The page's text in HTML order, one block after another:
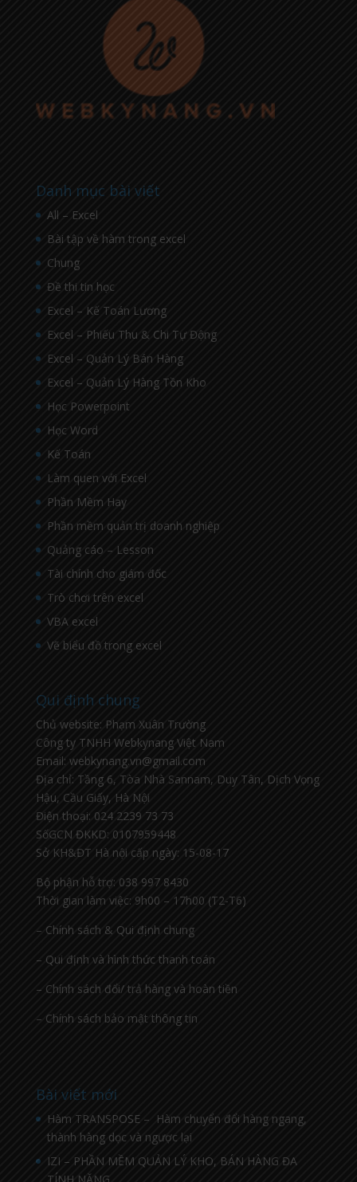
Danh mục bài viết
All – Excel
Bài tập về hàm trong excel
Chung
Đề thi tin học
Excel – Kế Toán Lương
Excel – Phiếu Thu & Chi Tự Động
Excel – Quản Lý Bán Hàng
Excel – Quản Lý Hàng Tồn Kho
Học Powerpoint
Học Word
Kế Toán
Làm quen với Excel
Phần Mềm Hay
Phần mềm quản trị doanh nghiệp
Quảng cáo – Lesson
Tài chính cho giám đốc
Trò chơi trên excel
VBA excel
Vẽ biểu đồ trong excel
Qui định chung
Chủ website: Phạm Xuân Trường
Công ty TNHH Webkynang Việt Nam
Email: webkynang.vn@gmail.com
Địa chỉ: Tầng 6, Tòa Nhà Sannam, Duy Tân, Dịch Vọng
Hậu, Cầu Giấy, Hà Nội
Điện thoại: 024 2239 73 73
SốGCN ĐKKD: 0107959448
Sở KH&ĐT Hà nội cấp ngày: 15-08-17
Bộ phận hỗ trợ: 038 997 8430
Thời gian làm việc: 9h00 – 17h00 (T2-T6)
– Chính sách & Qui định chung
– Qui định và hình thức thanh toán
– Chính sách đổi/ trả hàng và hoàn tiền
– Chính sách bảo mật thông tin
Bài viết mới
Hàm TRANSPOSE – Hàm chuyển đổi hàng ngang,
thành hàng dọc và ngược lại
IZI – PHẦN MỀM QUẢN LÝ KHO, BÁN HÀNG ĐA